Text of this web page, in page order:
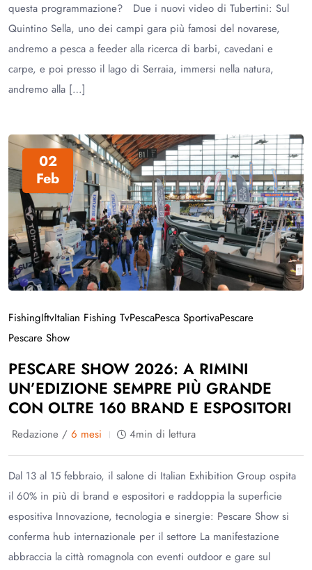
questa programmazione? Due i nuovi video di Tubertini: Sul
Quintino Sella, uno dei campi gara più famosi del novarese,
andremo a pesca a feeder alla ricerca di barbi, cavedani e
carpe, e poi presso il lago di Serraia, immersi nella natura,
andremo alla […]
02
Feb
FishingIftvItalian Fishing TvPescaPesca SportivaPescare
Pescare Show
PESCARE SHOW 2026: A RIMINI
UN’EDIZIONE SEMPRE PIÙ GRANDE
CON OLTRE 160 BRAND E ESPOSITORI
Redazione / 6 mesi 4min di lettura
Dal 13 al 15 febbraio, il salone di Italian Exhibition Group ospita
il 60% in più di brand e espositori e raddoppia la superficie
espositiva Innovazione, tecnologia e sinergie: Pescare Show si
conferma hub internazionale per il settore La manifestazione
abbraccia la città romagnola con eventi outdoor e gare sul